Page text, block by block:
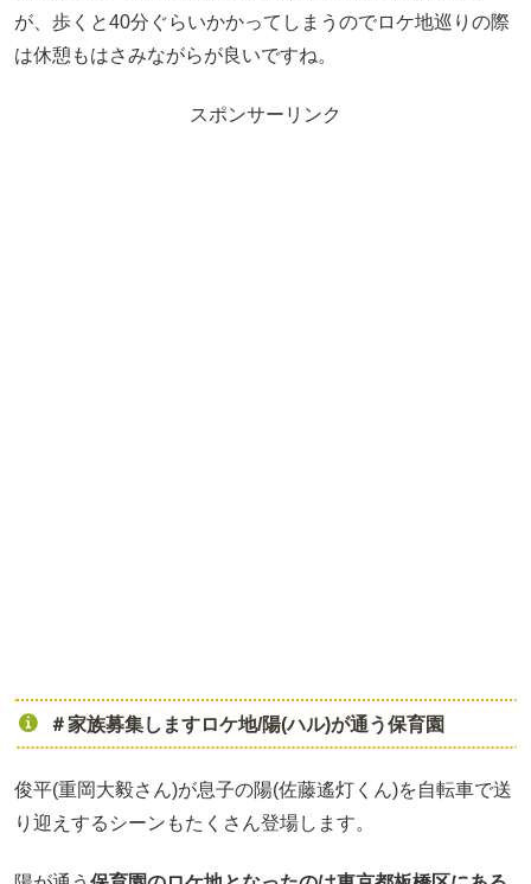
が、歩くと40分ぐらいかかってしまうのでロケ地巡りの際
は休憩もはさみながらが良いですね。
スポンサーリンク
＃家族募集しますロケ地/陽(ハル)が通う保育園
俊平(重岡大毅さん)が息子の陽(佐藤遙灯くん)を自転車で送
り迎えするシーンもたくさん登場します。